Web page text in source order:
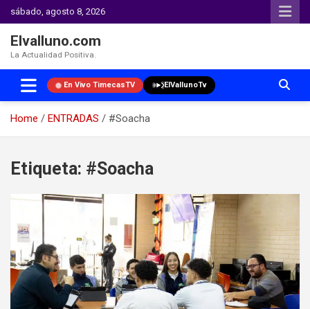
sábado, agosto 8, 2026
Elvalluno.com
La Actualidad Positiva.
En Vivo TimecasTV ElVallunoTv
Home ENTRADAS
#Soacha
content
Etiqueta: #Soacha